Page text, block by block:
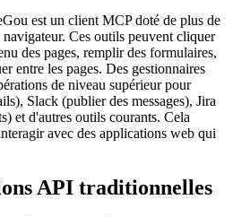
est un client MCP doté de plus de
Ces outils peuvent cliquer
des pages, remplir des formulaires,
entre les pages. Des gestionnaires
de niveau supérieur pour
Slack (publier des messages), Jira
et d'autres outils courants. Cela
avec des applications web qui
API traditionnelles